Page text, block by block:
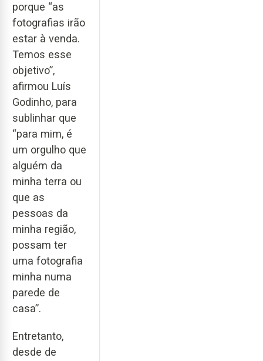
porque “as
fotografias irão
estar à venda.
Temos esse
objetivo”,
afirmou Luís
Godinho, para
sublinhar que
“para mim, é
um orgulho que
alguém da
minha terra ou
que as
pessoas da
minha região,
possam ter
uma fotografia
minha numa
parede de
casa”.
Entretanto,
desde de